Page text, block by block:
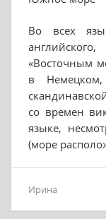
Во всех
«Восточным
в
со времен
языке,
(море
Ирина